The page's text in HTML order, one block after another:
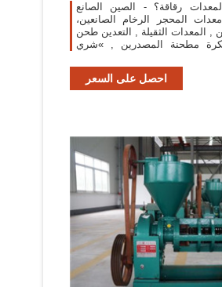
رقاقة؟ - الصين الصانع
المحجر الرخام الصانعين،
, المعدات الثقيلة , التعدين طحن
مطحنة المصدرين , »شري
احصل على السعر